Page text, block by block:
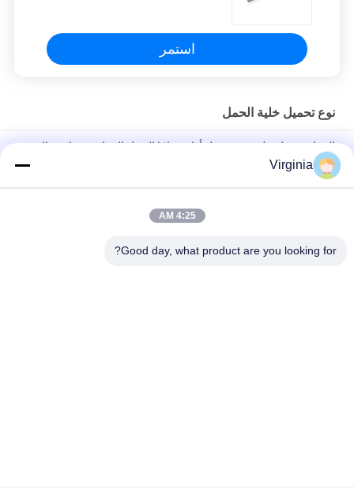
استمر
نوع تحميل خلية الحمل
الثقيلة تحميل خلية نوع تحميل أداة ، خلايا الحمل الصناعية مقاومة التعب
الفولاذ المقاوم للصدأ
جولة تحميل ضغط نوع تحميل خلية للحصول على مقياس وزن وازن /
Virginia
4:25 AM
Good day, what product are you looking for?